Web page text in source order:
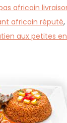
africain
africain réputé,
aux petites